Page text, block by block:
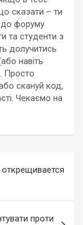
сказати – ти
до форуму
та студенти з
долучитись
навіть
Просто
скануй код,
Чекаємо на
проти